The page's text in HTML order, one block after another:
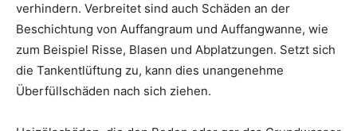
verhindern. Verbreitet sind auch Schäden an der
Beschichtung von Auffangraum und Auffangwanne, wie
zum Beispiel Risse, Blasen und Abplatzungen. Setzt sich
die Tankentlüftung zu, kann dies unangenehme
Überfüllschäden nach sich ziehen.